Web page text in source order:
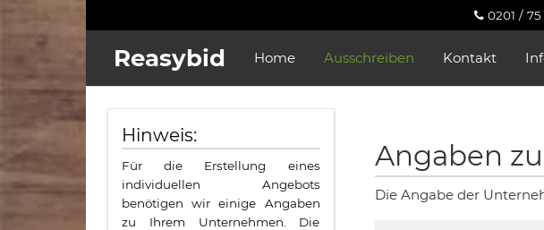
0201 / 75
Reasybid Home Ausschreiben Kontakt
Hinweis:
Für die Erstellung eines
individuellen Angebots
benötigen wir einige Angaben
zu Ihrem Unternehmen. Die
Angaben
Die Angabe der